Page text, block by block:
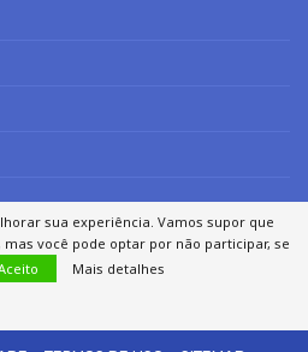
sua experiência. Vamos supor que
você pode optar por não participar, se
Mais detalhes